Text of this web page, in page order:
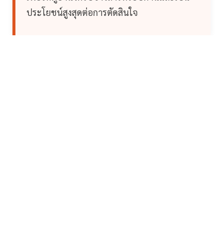
ประโยชน์สูงสุดต่อการตัดสินใจ